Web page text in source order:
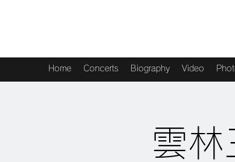
Home Concerts Biography Video
雲